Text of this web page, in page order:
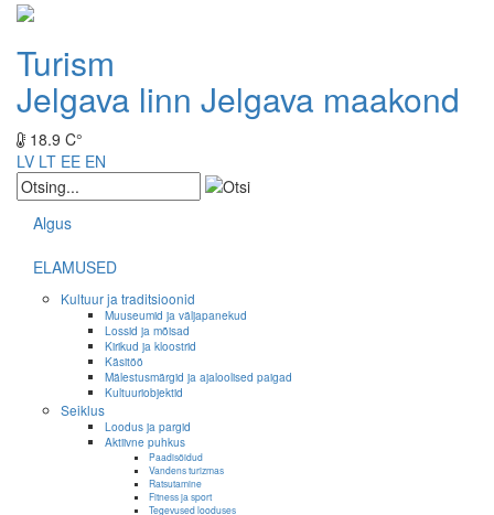
Turism
Jelgava linn Jelgava maakond
18.9 C°
LV LT EE EN
Algus
ELAMUSED
Kultuur ja traditsioonid
Muuseumid ja väljapanekud
Lossid ja mõisad
Kirikud ja kloostrid
Käsitöö
Mälestusmärgid ja ajaloolised paigad
Kultuuriobjektid
Seiklus
Loodus ja pargid
Aktiivne puhkus
Paadisõidud
Vandens turizmas
Ratsutamine
Fitness ja sport
Tegevused looduses